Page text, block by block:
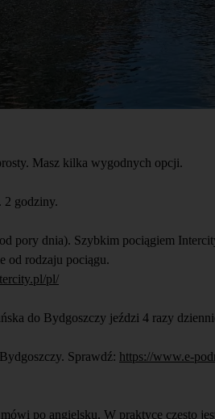
Masz kilka wygodnych opcji.
2 godziny.
pory dnia). Szybkim pociągiem
od rodzaju pociągu.
pl/pl/
do Bydgoszczy jeździ 4 razy
Sprawdź: https://www.e-
po angielsku. W praktyce często